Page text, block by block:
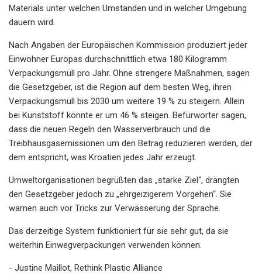
Materials unter welchen Umständen und in welcher Umgebung
dauern wird.
Nach Angaben der Europäischen Kommission produziert jeder
Einwohner Europas durchschnittlich etwa 180 Kilogramm
Verpackungsmüll pro Jahr. Ohne strengere Maßnahmen, sagen
die Gesetzgeber, ist die Region auf dem besten Weg, ihren
Verpackungsmüll bis 2030 um weitere 19 % zu steigern. Allein
bei Kunststoff könnte er um 46 % steigen. Befürworter sagen,
dass die neuen Regeln den Wasserverbrauch und die
Treibhausgasemissionen um den Betrag reduzieren werden, der
dem entspricht, was Kroatien jedes Jahr erzeugt.
Umweltorganisationen begrüßten das „starke Ziel“, drängten
den Gesetzgeber jedoch zu „ehrgeizigerem Vorgehen“. Sie
warnen auch vor Tricks zur Verwässerung der Sprache.
Das derzeitige System funktioniert für sie sehr gut, da sie
weiterhin Einwegverpackungen verwenden können.
- Justine Maillot, Rethink Plastic Alliance